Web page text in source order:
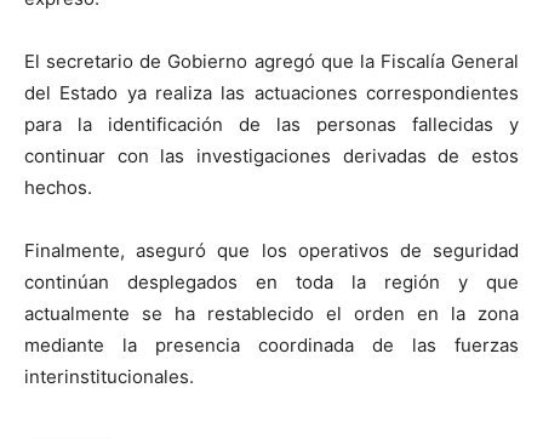
El secretario de Gobierno agregó que la Fiscalía General
del Estado ya realiza las actuaciones correspondientes
para la identificación de las personas fallecidas y
continuar con las investigaciones derivadas de estos
hechos.
Finalmente, aseguró que los operativos de seguridad
continúan desplegados en toda la región y que
actualmente se ha restablecido el orden en la zona
mediante la presencia coordinada de las fuerzas
interinstitucionales.